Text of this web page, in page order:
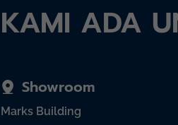
KAMI ADA
Showroom
Marks Building